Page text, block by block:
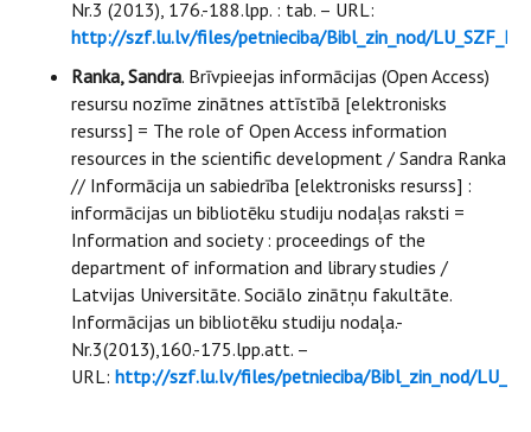
Nr.3 (2013), 176.-188.lpp. : tab. – URL:
http://szf.lu.lv/files/petnieciba/Bibl_zin_nod/
Ranka, Sandra. Brīvpieejas informācijas (Open Access)
resursu nozīme zinātnes attīstībā [elektronisks
resurss] = The role of Open Access information
resources in the scientific development / Sandra Ranka
// Informācija un sabiedrība [elektronisks resurss] :
informācijas un bibliotēku studiju nodaļas raksti =
Information and society : proceedings of the
department of information and library studies /
Latvijas Universitāte. Sociālo zinātņu fakultāte.
Informācijas un bibliotēku studiju nodaļa.-
Nr.3(2013),160.-175.lpp.att. –
URL: http://szf.lu.lv/files/petnieciba/Bibl_zin_nod/